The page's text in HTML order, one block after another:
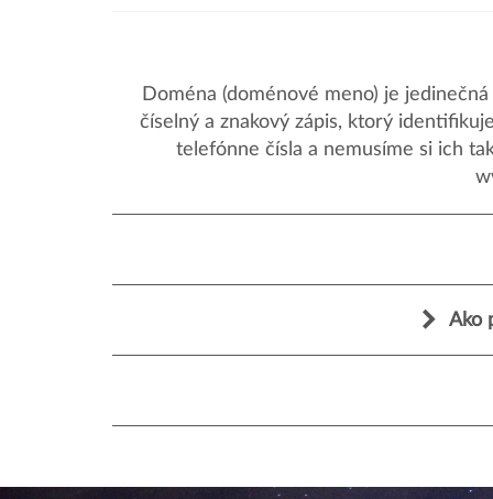
Doména (doménové meno) je
číselný a znakový zápis, ktorý
telefónne čísla a nemusíme si ich
Ako